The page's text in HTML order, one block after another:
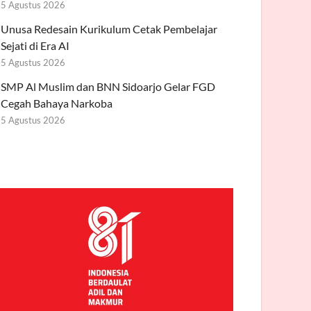
5 Agustus 2026
Unusa Redesain Kurikulum Cetak Pembelajar
Sejati di Era AI
5 Agustus 2026
SMP Al Muslim dan BNN Sidoarjo Gelar FGD
Cegah Bahaya Narkoba
5 Agustus 2026